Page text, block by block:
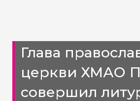
Глава
церкви ХМАО
совершил